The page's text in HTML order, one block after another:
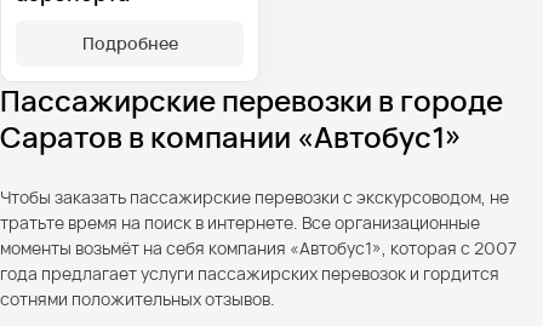
Подробнее
Пассажирские перевозки в городе
Саратов в компании «Автобус1»
Чтобы заказать пассажирские перевозки с экскурсоводом, не
тратьте время на поиск в интернете. Все организационные
моменты возьмёт на себя компания «Автобус1», которая с 2007
года предлагает услуги пассажирских перевозок и гордится
сотнями положительных отзывов.